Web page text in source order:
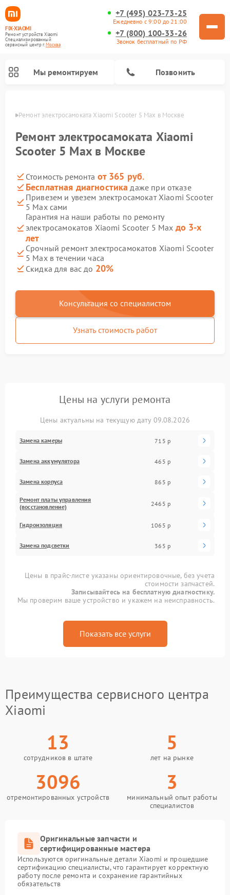
FIX-XIAOMI
Ремонт устройств Xiaomi
Специализированный
cервисный центр г.Москва
+7 (495) 023-73-25
Ежедневно с 9:00 до 21:00
+7 (800) 100-33-26
Звонок бесплатный по РФ
Мы ремонтируем Позвонить
Ремонт электросамоката Xiaomi Scooter 5 Max в Москве
Ремонт электросамоката Xiaomi
Scooter 5 Max в Москве
Стоимость ремонта от 365 руб.
Бесплатная диагностика даже при отказе
Привезем и увезем электросамокат Xiaomi Scooter
5 Max сами
Гарантия на наши работы по ремонту
электросамокатов Xiaomi Scooter 5 Max до 3-х
лет
Срочный ремонт электросамокатов Xiaomi Scooter
5 Max в течении часа
Скидка для вас до 20%
Консультация со специалистом
Узнать стоимость работ
Цены на услуги ремонта
Цены актуальны на текущую дату 09.08.2026
Замена камеры 715 р
Замена аккумулятора 465 р
Замена корпуса 865 р
Ремонт платы управления
(восстановление)
2465 р
Гидроизоляция 1065 р
Замена подсветки 365 р
Цены в прайс-листе указаны ориентировочные, без учета
стоимости запчастей.
Записывайтесь на бесплатную диагностику.
Мы проверим ваше устройство и укажем на неисправность.
Показать все услуги
Преимущества сервисного центра
Xiaomi
13
сотрудников в штате
5
лет на рынке
3096
отремонтированных устройств
3
минимальный опыт работы
специалистов
Оригинальные запчасти и
сертифицированные мастера
Используются оригинальные детали Xiaomi и прошедшие
сертификацию специалисты, что гарантирует корректную
работу после ремонта и сохранение гарантийных
обязательств